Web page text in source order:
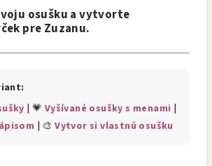
osušku a vytvorte
pre Zuzanu.
| 💗 Vyšívané osušky s menami
| 🎨Vytvor si vlastnú osušku